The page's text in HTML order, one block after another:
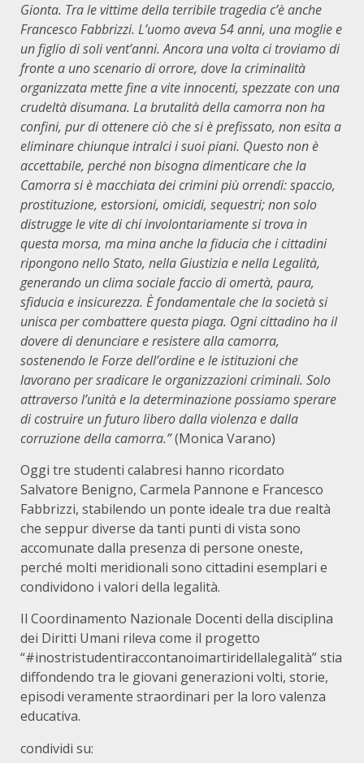
Gionta. Tra le vittime della terribile tragedia c’è anche
Francesco Fabbrizzi. L’uomo aveva 54 anni, una moglie e
un figlio di soli vent’anni. Ancora una volta ci troviamo di
fronte a uno scenario di orrore, dove la criminalità
organizzata mette fine a vite innocenti, spezzate con una
crudeltà disumana. La brutalità della camorra non ha
confini, pur di ottenere ciò che si è prefissato, non esita a
eliminare chiunque intralci i suoi piani. Questo non è
accettabile, perché non bisogna dimenticare che la
Camorra si è macchiata dei crimini più orrendi: spaccio,
prostituzione, estorsioni, omicidi, sequestri; non solo
distrugge le vite di chi involontariamente si trova in
questa morsa, ma mina anche la fiducia che i cittadini
ripongono nello Stato, nella Giustizia e nella Legalità,
generando un clima sociale faccio di omertà, paura,
sfiducia e insicurezza. È fondamentale che la società si
unisca per combattere questa piaga. Ogni cittadino ha il
dovere di denunciare e resistere alla camorra,
sostenendo le Forze dell’ordine e le istituzioni che
lavorano per sradicare le organizzazioni criminali. Solo
attraverso l’unità e la determinazione possiamo sperare
di costruire un futuro libero dalla violenza e dalla
corruzione della camorra.”(Monica Varano)
Oggi tre studenti calabresi hanno ricordato
Salvatore Benigno, Carmela Pannone e Francesco
Fabbrizzi, stabilendo un ponte ideale tra due realtà
che seppur diverse da tanti punti di vista sono
accomunate dalla presenza di persone oneste,
perché molti meridionali sono cittadini esemplari e
condividono i valori della legalità.
Il Coordinamento Nazionale Docenti della disciplina
dei Diritti Umani rileva come il progetto
“#inostristudentiraccontanoimartiridellalegalità” stia
diffondendo tra le giovani generazioni volti, storie,
episodi veramente straordinari per la loro valenza
educativa.
condividi su: